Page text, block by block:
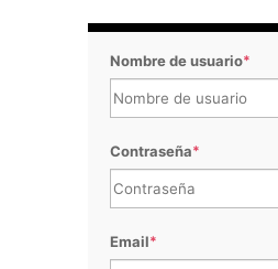
Nombre de usuario*
Contraseña*
Email*